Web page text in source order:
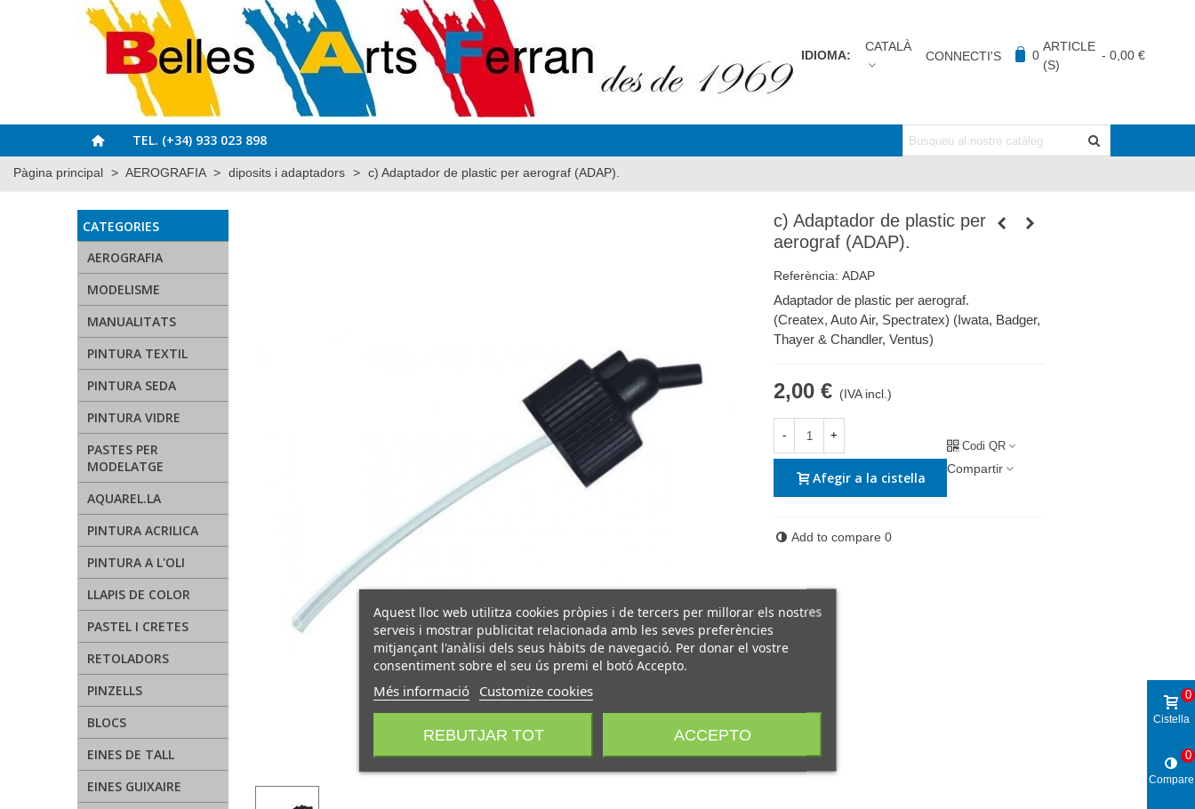
IDIOMA:
CATALÀ
CONNECTI'S 0
ARTICLE
(S)
- 0,00 €
TEL. (+34) 933 023 898
Pàgina principal > AEROGRAFIA > diposits i adaptadors > c) Adaptador de plastic per aerograf (ADAP).
CATEGORIES
AEROGRAFIA
MODELISME
MANUALITATS
PINTURA TEXTIL
PINTURA SEDA
PINTURA VIDRE
PASTES PER
MODELATGE
AQUAREL.LA
PINTURA ACRILICA
PINTURA A L'OLI
LLAPIS DE COLOR
PASTEL I CRETES
RETOLADORS
PINZELLS
BLOCS
EINES DE TALL
EINES GUIXAIRE
c) Adaptador de plastic per
aerograf (ADAP).
Referència: ADAP
Adaptador de plastic per aerograf.
(Createx, Auto Air, Spectratex) (Iwata, Badger,
Thayer & Chandler, Ventus)
2,00 € (IVA incl.)
- +
Afegir a la cistella
Codi QR
Compartir
Add to compare 0
Aquest lloc web utilitza cookies pròpies i de tercers per millorar els nostres
serveis i mostrar publicitat relacionada amb les seves preferències
mitjançant l'anàlisi dels seus hàbits de navegació. Per donar el vostre
consentiment sobre el seu ús premi el botó Accepto.
Més informació Customize cookies
REBUTJAR TOT ACCEPTO
Cistella
0
Compare
0